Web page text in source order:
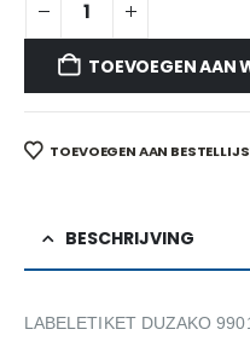
TOEVOEGEN AAN
TOEVOEGEN AAN
BESCHRIJVING
LABELETIKET DUZAKO